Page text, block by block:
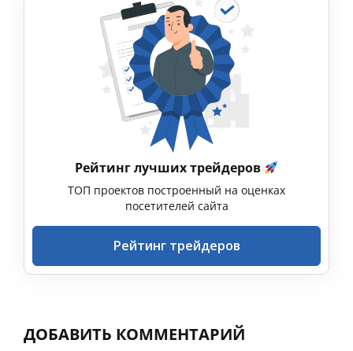
Рейтинг лучших трейдеров
ТОП проектов построенный на оценках
посетителей сайта
Рейтинг трейдеров
ДОБАВИТЬ КОММЕНТАРИЙ